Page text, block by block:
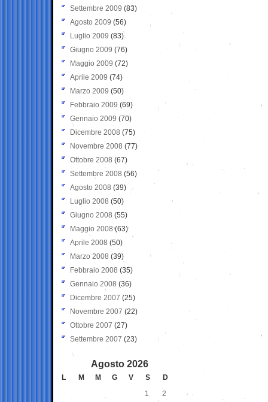
Settembre 2009 (83)
Agosto 2009 (56)
Luglio 2009 (83)
Giugno 2009 (76)
Maggio 2009 (72)
Aprile 2009 (74)
Marzo 2009 (50)
Febbraio 2009 (69)
Gennaio 2009 (70)
Dicembre 2008 (75)
Novembre 2008 (77)
Ottobre 2008 (67)
Settembre 2008 (56)
Agosto 2008 (39)
Luglio 2008 (50)
Giugno 2008 (55)
Maggio 2008(63)
Aprile 2008 (50)
Marzo 2008 (39)
Febbraio 2008 (35)
Gennaio 2008 (36)
Dicembre 2007 (25)
Novembre 2007 (22)
Ottobre 2007 (27)
Settembre 2007 (23)
Agosto 2026
L M M G V S
D
1
2